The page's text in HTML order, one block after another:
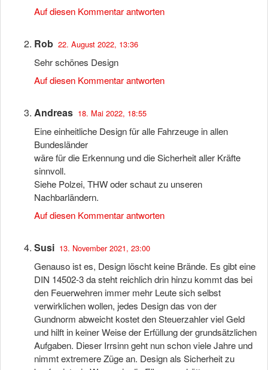
Auf diesen Kommentar antworten
Rob 22. August 2022, 13:36
Sehr schönes Design
Auf diesen Kommentar antworten
Andreas 18. Mai 2022, 18:55
Eine einheitliche Design für alle Fahrzeuge in allen
Bundesländer
wäre für die Erkennung und die Sicherheit aller Kräfte
sinnvoll.
Siehe Polzei, THW oder schaut zu unseren
Nachbarländern.
Auf diesen Kommentar antworten
Susi 13. November 2021, 23:00
Genauso ist es, Design löscht keine Brände. Es gibt eine
DIN 14502-3 da steht reichlich drin hinzu kommt das bei
den Feuerwehren immer mehr Leute sich selbst
verwirklichen wollen, jedes Design das von der
Gundnorm abweicht kostet den Steuerzahler viel Geld
und hilft in keiner Weise der Erfüllung der grundsätzlichen
Aufgaben. Dieser Irrsinn geht nun schon viele Jahre und
nimmt extremere Züge an. Design als Sicherheit zu